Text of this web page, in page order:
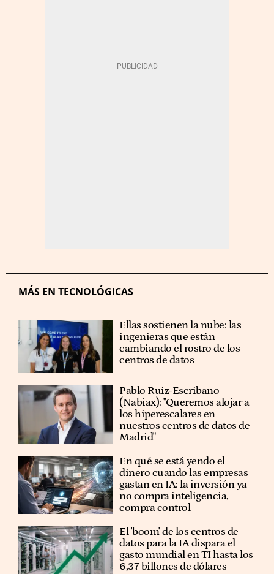
MÁS EN TECNOLÓGICAS
Ellas sostienen la nube: las
ingenieras que están
cambiando el rostro de los
centros de datos
Pablo Ruiz-Escribano
(Nabiax): "Queremos alojar a
los hiperescalares en
nuestros centros de datos de
Madrid"
En qué se está yendo el
dinero cuando las empresas
gastan en IA: la inversión ya
no compra inteligencia,
compra control
El 'boom' de los centros de
datos para la IA dispara el
gasto mundial en TI hasta los
6,37 billones de dólares